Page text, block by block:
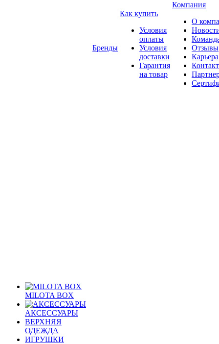
MILOTA BOX
АКСЕССУАРЫ
ВЕРХНЯЯ
ОДЕЖДА
ИГРУШКИ
Бренды
Как купить
Условия
оплаты
Условия
доставки
Гарантия
на товар
Компания
О
Отзывы
Карьера